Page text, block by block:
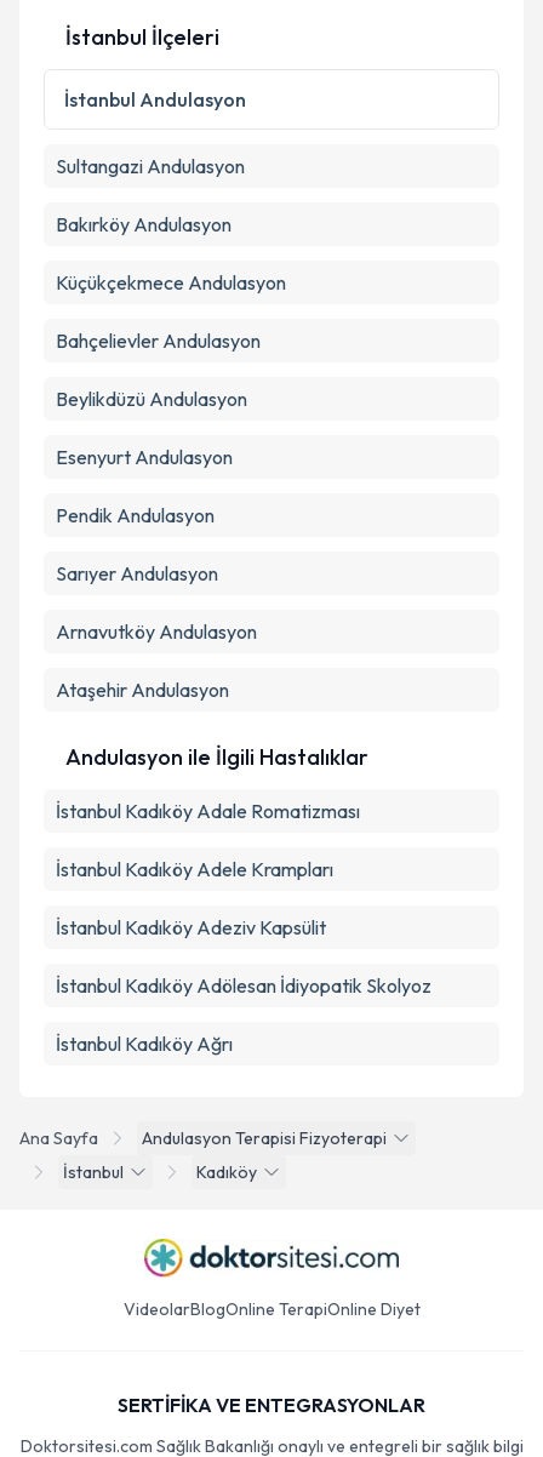
Ana Sayfa
Andulasyon Terapisi Fizyoterapi
İstanbul
Kadıköy
İstanbul İlçeleri
İstanbul Andulasyon
Sultangazi Andulasyon
Bakırköy Andulasyon
Küçükçekmece Andulasyon
Bahçelievler Andulasyon
Beylikdüzü Andulasyon
Esenyurt Andulasyon
Pendik Andulasyon
Sarıyer Andulasyon
Arnavutköy Andulasyon
Ataşehir Andulasyon
Andulasyon ile İlgili Hastalıklar
İstanbul Kadıköy Adale Romatizması
İstanbul Kadıköy Adele Krampları
İstanbul Kadıköy Adeziv Kapsülit
İstanbul Kadıköy Adölesan İdiyopatik Skolyoz
İstanbul Kadıköy Ağrı
VideolarBlogOnline TerapiOnline Diyet
SERTİFİKA VE ENTEGRASYONLAR
Doktorsitesi.com Sağlık Bakanlığı onaylı ve entegreli bir sağlık bilgi